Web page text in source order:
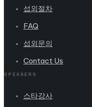
섭외절차
FAQ
섭외문의
Contact Us
SPEKAERS
스타강사